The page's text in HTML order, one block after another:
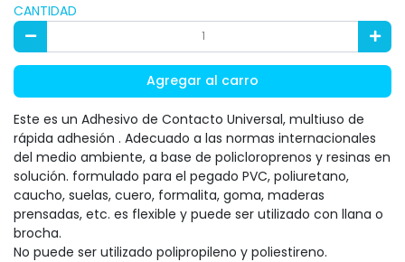
CANTIDAD
Agregar al carro
Este es un Adhesivo de Contacto Universal, multiuso de
rápida adhesión . Adecuado a las normas internacionales
del medio ambiente, a base de policloroprenos y resinas en
solución. formulado para el pegado PVC, poliuretano,
caucho, suelas, cuero, formalita, goma, maderas
prensadas, etc. es flexible y puede ser utilizado con llana o
brocha.
No puede ser utilizado polipropileno y poliestireno.